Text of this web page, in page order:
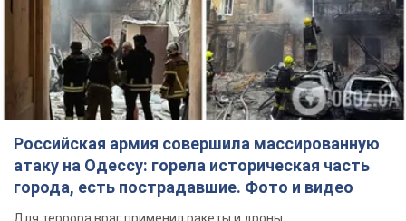
Российская армия совершила массированную
атаку на Одессу: горела историческая часть
города, есть пострадавшие. Фото и видео
Для террора враг применил ракеты и дроны